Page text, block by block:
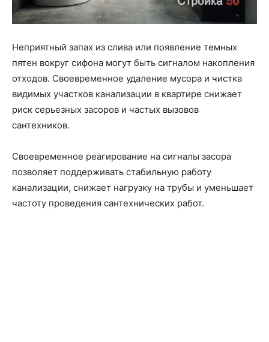
Неприятный запах из слива или появление темных
пятен вокруг сифона могут быть сигналом накопления
отходов. Своевременное удаление мусора и чистка
видимых участков канализации в квартире снижает
риск серьезных засоров и частых вызовов
сантехников.
Своевременное реагирование на сигналы засора
позволяет поддерживать стабильную работу
канализации, снижает нагрузку на трубы и уменьшает
частоту проведения сантехнических работ.